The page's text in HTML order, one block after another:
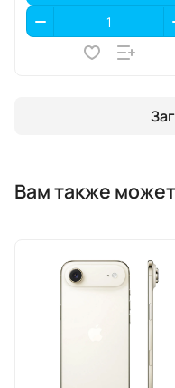
Вам также